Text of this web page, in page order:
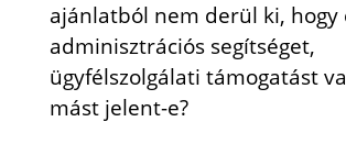
ajánlatból nem derül ki, hogy
adminisztrációs segítséget,
ügyfélszolgálati támogatást
mást jelent-e?